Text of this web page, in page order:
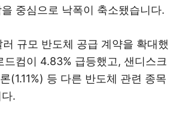
중심으로 낙폭이 축소됐습니다.
규모 반도체 공급 계약을 확대했
드컴이 4.83% 급등했고, 샌디스크
(1.11%) 등 다른 반도체 관련 종목
.